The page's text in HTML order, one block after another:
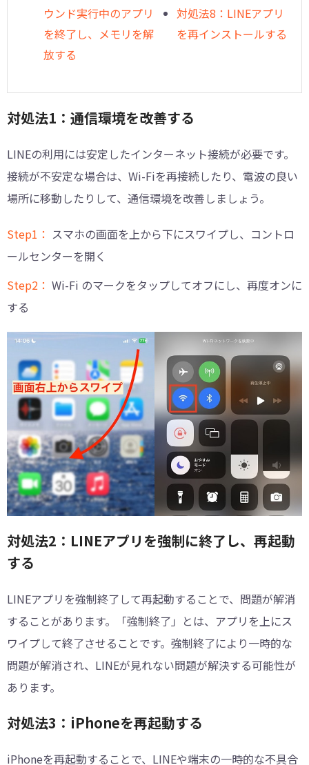
ウンド実行中のアプリ
を終了し、メモリを解
放する
対処法8：LINEアプリ
を再インストールする
対処法1：通信環境を改善する
LINEの利用には安定したインターネット接続が必要です。
接続が不安定な場合は、Wi-Fiを再接続したり、電波の良い
場所に移動したりして、通信環境を改善しましょう。
Step1： スマホの画面を上から下にスワイプし、コントロ
ールセンターを開く
Step2： Wi-Fi のマークをタップしてオフにし、再度オンに
する
対処法2：LINEアプリを強制に終了し、再起動
する
LINEアプリを強制終了して再起動することで、問題が解消
することがあります。「強制終了」とは、アプリを上にス
ワイプして終了させることです。強制終了により一時的な
問題が解消され、LINEが見れない問題が解決する可能性が
あります。
対処法3：iPhoneを再起動する
iPhoneを再起動することで、LINEや端末の一時的な不具合